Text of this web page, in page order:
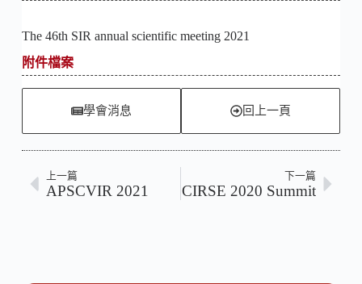
The 46th SIR annual scientific meeting 2021
附件檔案
學會消息 回上一頁
上一篇
APSCVIR 2021
下一篇
CIRSE 2020 Summit